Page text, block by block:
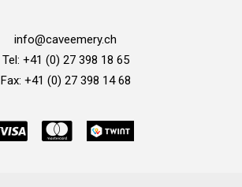
info@caveemery.ch
Tel: +41 (0) 27 398 18 65
Fax: +41 (0) 27 398 14 68